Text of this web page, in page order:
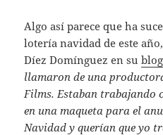
Algo así parece que ha
lotería navidad de este
Díez Domínguez en sublog
llamaron de una
Films. Estaban trabajando
en una maqueta para el
Navidad y querían que yo